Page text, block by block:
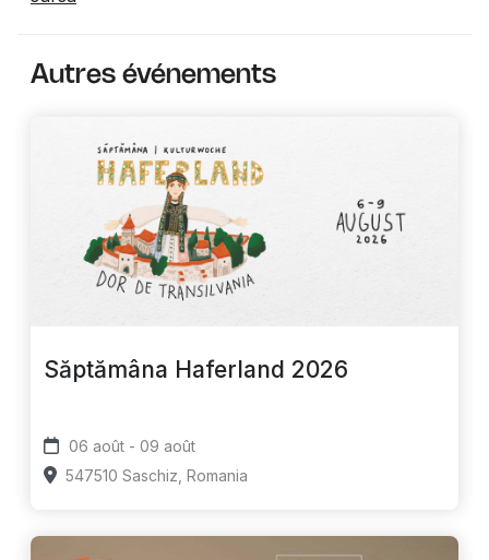
Autres événements
Săptămâna Haferland 2026
06 août - 09 août
547510 Saschiz, Romania